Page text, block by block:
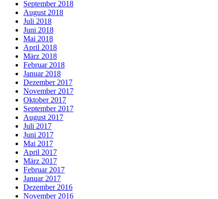
September 2018
August 2018
Juli 2018
Juni 2018
Mai 2018
April 2018
März 2018
Februar 2018
Januar 2018
Dezember 2017
November 2017
Oktober 2017
September 2017
August 2017
Juli 2017
Juni 2017
Mai 2017
April 2017
März 2017
Februar 2017
Januar 2017
Dezember 2016
November 2016